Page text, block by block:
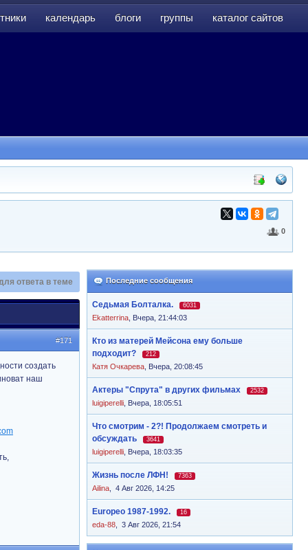
календарь блоги группы каталог сайтов
0
Последние сообщения
Седьмая Болталка. 6031
Ekatterrina Вчера, 21:44:03
Кто из матерей Мейсона ему больше
подходит?
212
Катя Очкарева Вчера, 20:08:45
Актеры "Спрута" в других фильмах 2532
luigiperelli Вчера, 18:05:51
Что смотрим - 2?! Продолжаем смотреть и
обсуждать
3641
luigiperelli Вчера, 18:03:35
Жизнь после ЛФН! 7363
Ailina 4 Авг 2026, 14:25
Europeo 1987-1992. 16
eda-88 3 Авг 2026, 21:54
ответа в теме
#171
создать
наш